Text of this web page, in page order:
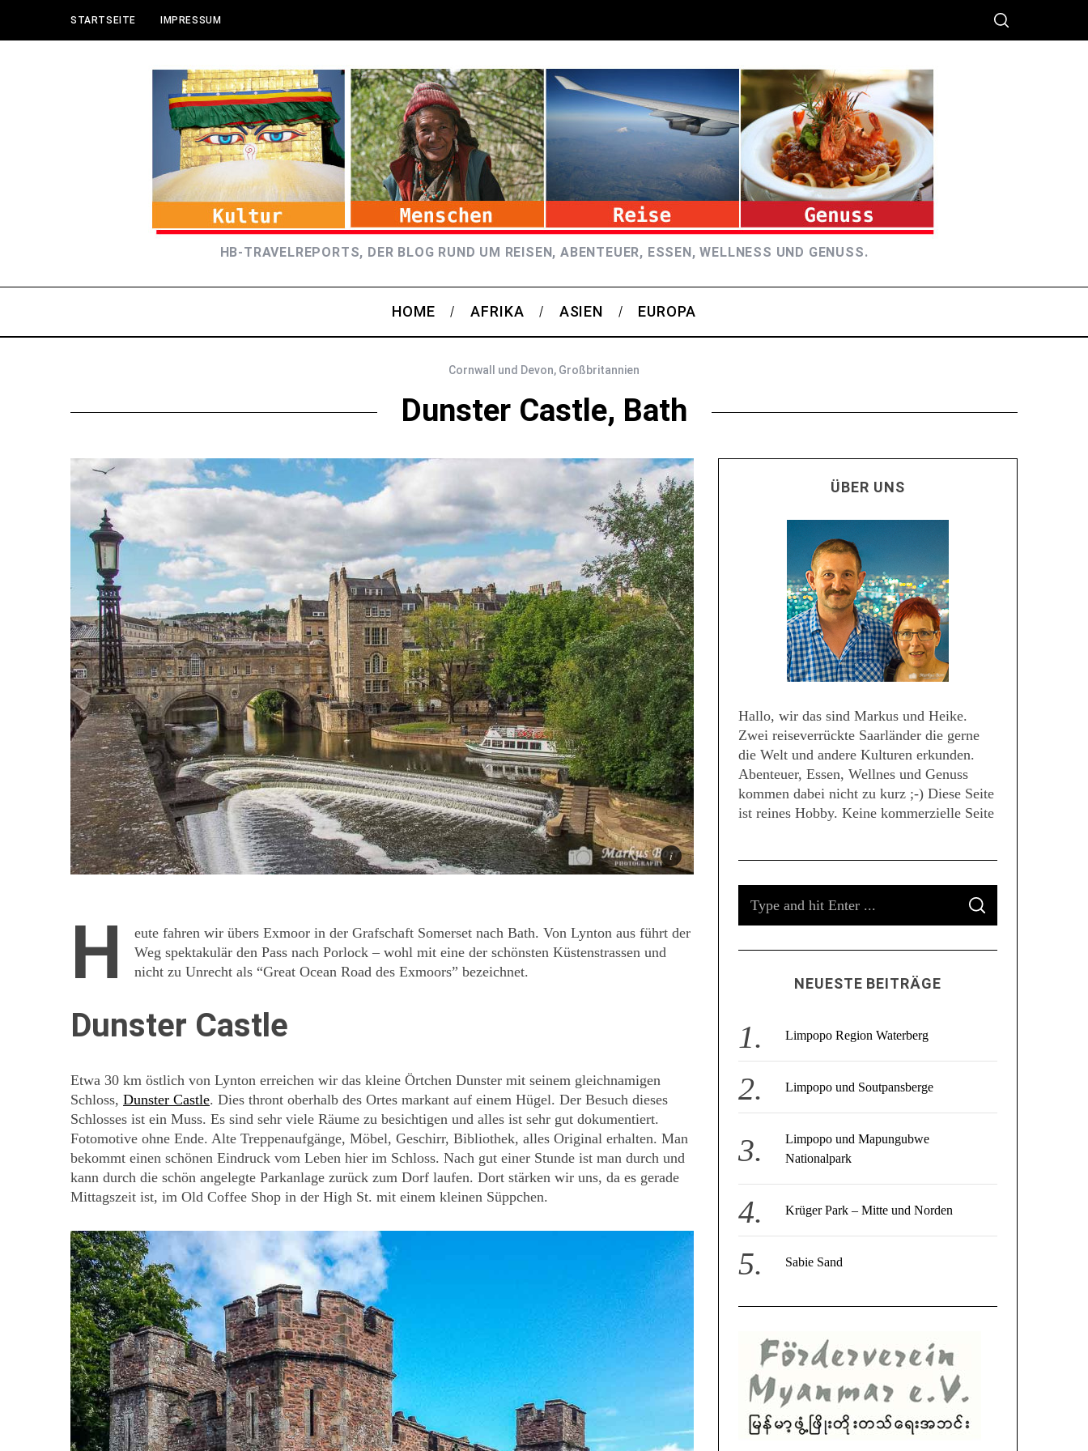
STARTSEITE IMPRESSUM
HB-TRAVELREPORTS, DER BLOG RUND UM REISEN, ABENTEUER, ESSEN, WELLNESS UND GENUSS.
HOME AFRIKA ASIEN EUROPA
Cornwall und Devon, Großbritannien
Dunster Castle, Bath
H
eute fahren wir übers Exmoor in der Grafschaft Somerset nach Bath. Von Lynton aus führt der
Weg spektakulär den Pass nach Porlock – wohl mit eine der schönsten Küstenstrassen und
nicht zu Unrecht als “Great Ocean Road des Exmoors” bezeichnet.
Dunster Castle
Etwa 30 km östlich von Lynton erreichen wir das kleine Örtchen Dunster mit seinem gleichnamigen
Schloss, Dunster Castle. Dies thront oberhalb des Ortes markant auf einem Hügel. Der Besuch dieses
Schlosses ist ein Muss. Es sind sehr viele Räume zu besichtigen und alles ist sehr gut dokumentiert.
Fotomotive ohne Ende. Alte Treppenaufgänge, Möbel, Geschirr, Bibliothek, alles Original erhalten. Man
bekommt einen schönen Eindruck vom Leben hier im Schloss. Nach gut einer Stunde ist man durch und
kann durch die schön angelegte Parkanlage zurück zum Dorf laufen. Dort stärken wir uns, da es gerade
Mittagszeit ist, im Old Coffee Shop in der High St. mit einem kleinen Süppchen.
ÜBER UNS
Hallo, wir das sind Markus und Heike.
Zwei reiseverrückte Saarländer die gerne
die Welt und andere Kulturen erkunden.
Abenteuer, Essen, Wellnes und Genuss
kommen dabei nicht zu kurz ;-) Diese Seite
ist reines Hobby. Keine kommerzielle Seite
r
o
r
S
A
C
NEUESTE BEITRÄGE
Limpopo Region Waterberg
Limpopo und Soutpansberge
Limpopo und Mapungubwe
Nationalpark
Krüger Park – Mitte und Norden
Sabie Sand